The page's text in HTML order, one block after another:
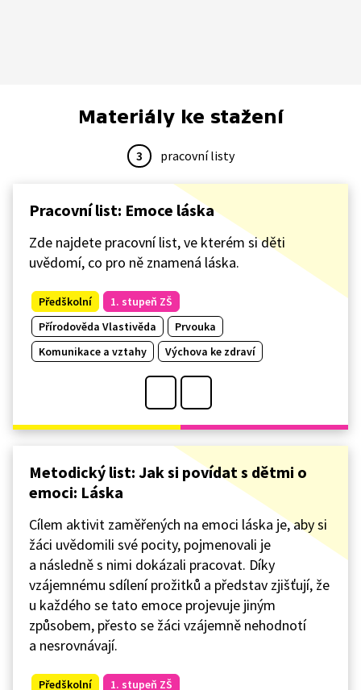
Materiály ke stažení
3 pracovní listy
Pracovní list: Emoce láska
Zde najdete pracovní list, ve kterém si děti
uvědomí, co pro ně znamená láska.
Předškolní
1. stupeň ZŠ
Přírodověda Vlastivěda
Prvouka
Komunikace a vztahy
Výchova ke zdraví
Metodický list: Jak si povídat s dětmi o
emoci: Láska
Cílem aktivit zaměřených na emoci láska je, aby si
žáci uvědomili své pocity, pojmenovali je
a následně s nimi dokázali pracovat. Díky
vzájemnému sdílení prožitků a představ zjišťují, že
u každého se tato emoce projevuje jiným
způsobem, přesto se žáci vzájemně nehodnotí
a nesrovnávají.
Předškolní 1. stupeň ZŠ